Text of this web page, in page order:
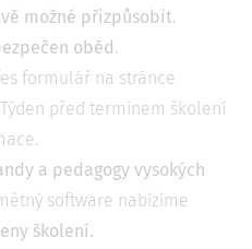
možné přizpůsobit.
oběd.
formulář na stránce
před termínem školení
a pedagogy vysokých
software nabízíme
školení.